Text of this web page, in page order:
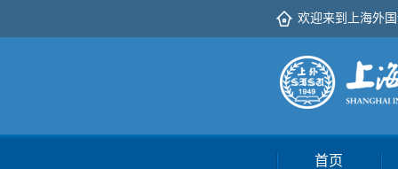
欢迎来到上海外
首页